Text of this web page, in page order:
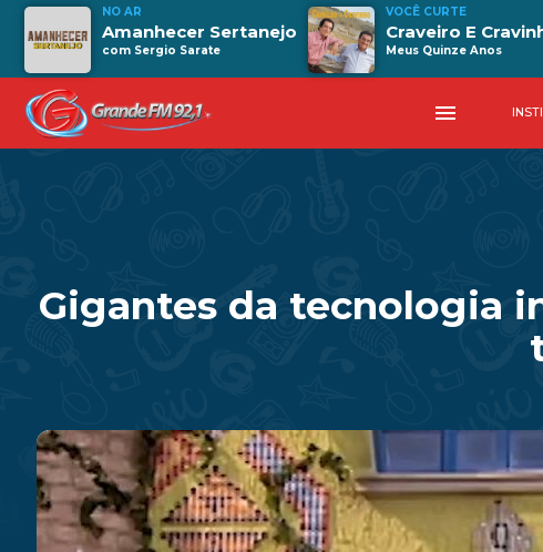
NO AR
Amanhecer Sertanejo
com Sergio Sarate
VOCÊ CURTE
Craveiro E
Meus Quinze Anos
menu
Gigantes da tecnologia